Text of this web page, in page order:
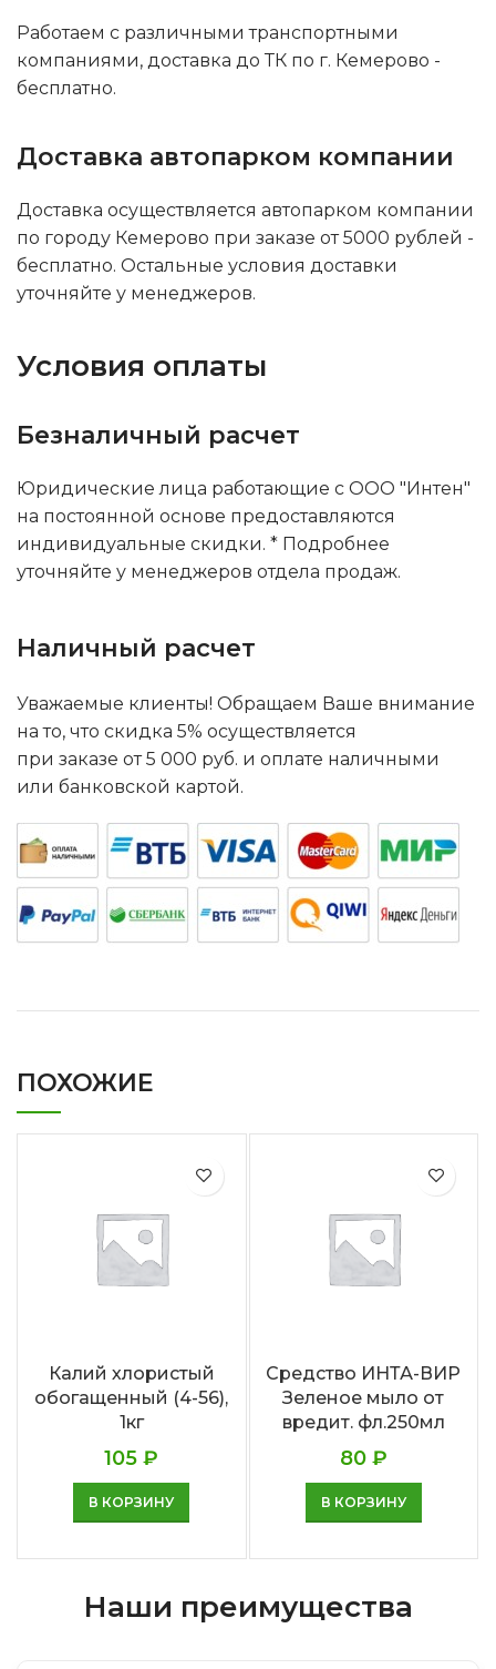
Работаем с различными транспортными
компаниями, доставка до ТК по г. Кемерово -
бесплатно.
Доставка автопарком компании
Доставка осуществляется автопарком компании
по городу Кемерово при заказе от 5000 рублей -
бесплатно. Остальные условия доставки
уточняйте у менеджеров.
Условия оплаты
Безналичный расчет
Юридические лица работающие с ООО "Интен"
на постоянной основе предоставляются
индивидуальные скидки. * Подробнее
уточняйте у менеджеров отдела продаж.
Наличный расчет
Уважаемые клиенты! Обращаем Ваше внимание
на то, что скидка 5% осуществляется
при заказе от 5 000 руб. и оплате наличными
или банковской картой.
ПОХОЖИЕ
Калий хлористый
обогащенный (4-56),
1кг
105₽
В КОРЗИНУ
Средство ИНТА-ВИР
Зеленое мыло от
вредит. фл.250мл
80 ₽
В КОРЗИНУ
Наши преимущества